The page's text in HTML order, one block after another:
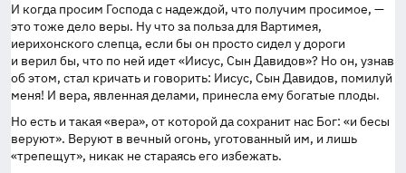
И когда просим Господа с надеждой, что получим просимое, —
это тоже дело веры. Ну что за польза для Вартимея,
иерихонского слепца, если бы он просто сидел у дороги
и верил бы, что по ней идет «Иисус, Сын Давидов»? Но он, узнав
об этом, стал кричать и говорить: Иисус, Сын Давидов, помилуй
меня! И вера, явленная делами, принесла ему богатые плоды.
Но есть и такая «вера», от которой да сохранит нас Бог: «и бесы
веруют». Веруют в вечный огонь, уготованный им, и лишь
«трепещут», никак не стараясь его избежать.